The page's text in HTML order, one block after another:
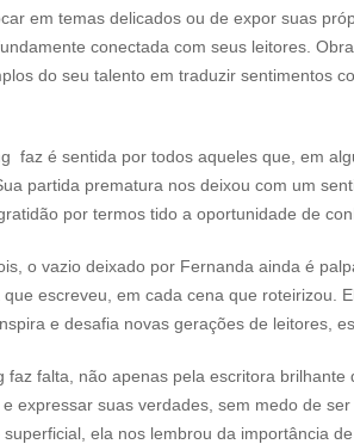
em temas delicados ou de expor suas
conectada com seus leitores.
do seu talento em traduzir sentimentos
faz é sentida por todos aqueles que, em
partida prematura nos deixou com um
por termos tido a oportunidade de
o vazio deixado por Fernanda ainda é
escreveu, em cada cena que roteirizou.
e desafia novas gerações de leitores,
faz falta, não apenas pela escritora
expressar suas verdades, sem medo de
ela nos lembrou da importância